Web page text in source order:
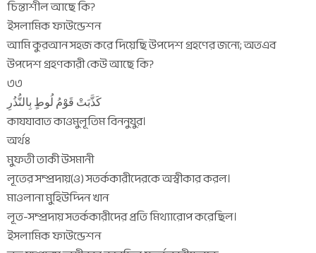
চিন্তাশীল আছে কি?
ইসলামিক ফাউন্ডেশন
আমি কুরআন সহজ করে দিয়েছি উপদেশ গ্রহণের জন্যে; অতএব
উপদেশ গ্রহণকারী কেউ আছে কি?
৩৩
كَذَّبَتْ قَوْمُ لُوطٍ بِالنُّذُرِ
কাযযাবাত কাওমুলূতিম বিননুযুর।
অর্থঃ
মুফতী তাকী উসমানী
লূতের সম্প্রদায়(ও) সতর্ককারীদেরকে অস্বীকার করল।
মাওলানা মুহিউদ্দিন খান
লূত-সম্প্রদায় সতর্ককারীদের প্রতি মিথ্যারোপ করেছিল।
ইসলামিক ফাউন্ডেশন